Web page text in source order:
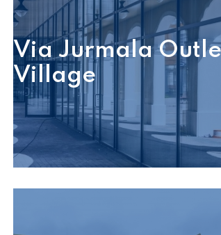
Via Jurmala
Village